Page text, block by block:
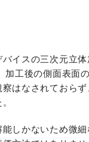
イスの三次元立
工後の側面表面
はなされておら
しかないため微